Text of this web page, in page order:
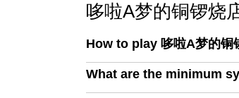
哆啦A梦的铜锣烧
How to play 哆啦A梦的铜
What are the minimum